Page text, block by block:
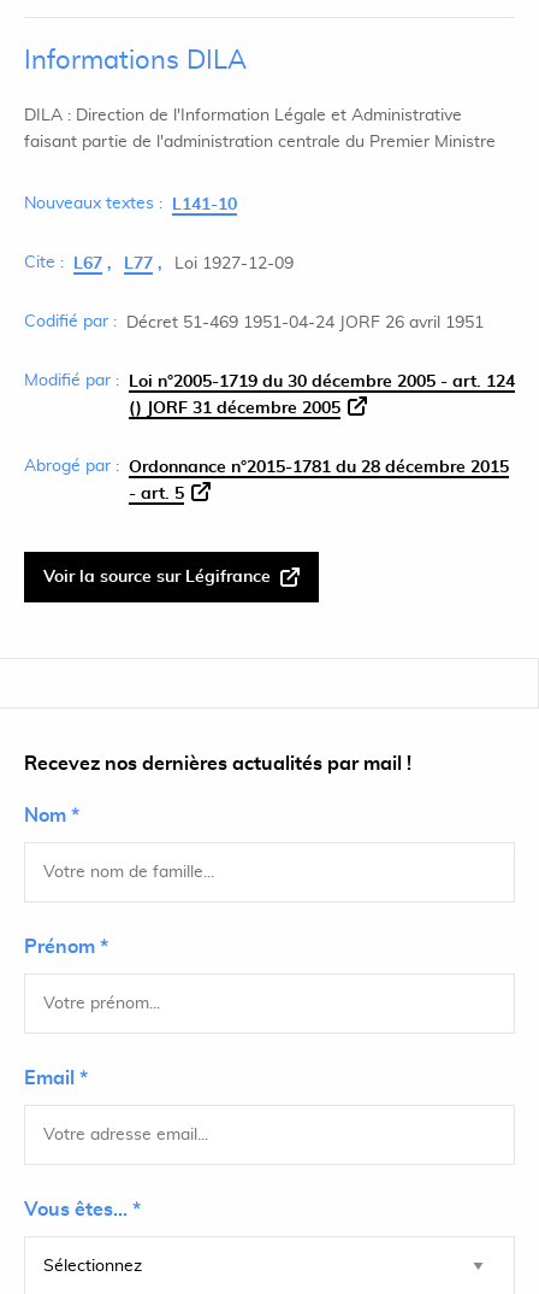
Informations DILA
DILA : Direction de l'Information Légale et Administrative
faisant partie de l'administration centrale du Premier Ministre
Nouveaux textes : L141-10
Cite : L67 L77 Loi 1927-12-09
Codifié par : Décret 51-469 1951-04-24 JORF 26 avril 1951
Modifié par :
Loi n°2005-1719 du 30 décembre 2005 - art. 124
() JORF 31 décembre 2005
Abrogé par : Ordonnance n°2015-1781 du 28 décembre 2015
- art. 5
Voir la source sur Légifrance
Recevez nos dernières actualités par mail !
Nom *
Prénom *
Email *
Vous êtes... *